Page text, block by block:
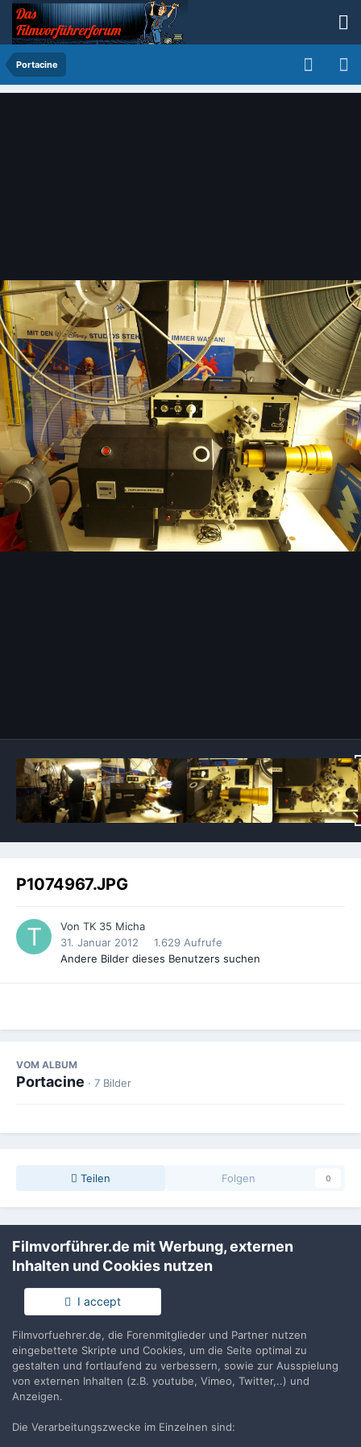
Portacine
P1074967.JPG
Von TK 35 Micha
31. Januar 2012
1.629 Aufrufe
Andere Bilder dieses Benutzers suchen
VOM ALBUM
Portacine · 7 Bilder
Teilen Folgen 0
Erstelle ein Benutzerkonto oder melde Dich
an, um zu kommentieren
Du musst ein Benutzerkonto haben, um einen Kommentar
verfassen zu können
Benutzerkonto erstellen
ist einfach!
Filmvorführer.de mit Werbung, externen
Inhalten und Cookies nutzen
I accept
Filmvorfuehrer.de, die Forenmitglieder und Partner nutzen
eingebettete Skripte und Cookies, um die Seite optimal zu
gestalten und fortlaufend zu verbessern, sowie zur Ausspielung
von externen Inhalten (z.B. youtube, Vimeo, Twitter,..) und
Anzeigen.
Die Verarbeitungszwecke im Einzelnen sind: